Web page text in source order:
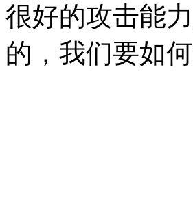
很好的攻击能
的，我们要如